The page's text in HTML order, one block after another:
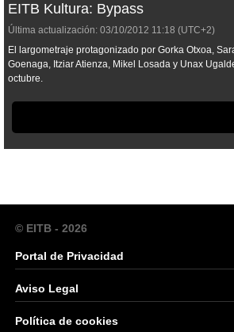
EITB Kultura: Bypass
Última actualización: 03/10/2012 11:18 (UTC+2)
El largometraje protagonizado por Gorka Otxoa,
Goenaga, Itziar Atienza, Mikel Losada y Unax
octubre.
© EITB - 2026
Portal de Privacidad
Aviso Legal
Política de cookies